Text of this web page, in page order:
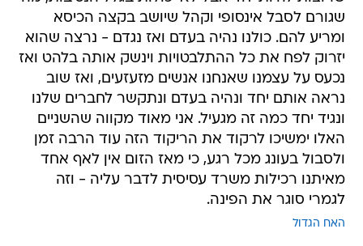
שגורם לסבל אינסופי וקהל שיושב בקצה הכיסא
ומריע להם. כולנו נהיה בעדם ואז נגדם - נרצה שהוא
יזרוק לפח את כל ההתלבטויות וינשק אותה בלהט ואז
נכעס על עצמנו שאנחנו אנשים מזעזעים, ואז שוב
נראה אותם יחד ונהיה בעדם ונתקשר לחברים שלנו
ונגיד יחד כמה זה מגעיל. אני מאוד מקווה שהשניים
האלו ימשיכו לרקוד את הריקוד הזה עוד הרבה זמן
ולסבול בעונג מכל רגע, כי מאז הזום אין לאף אחד
מאיתנו רכילות משרד עסיסית לדבר עליה - וזה
לגמרי סוגר את הפינה.
האח הגדול